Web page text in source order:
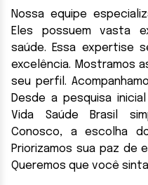
Nossa equipe
Eles possuem vasta
saúde. Essa expertise
excelência. Mostramos
seu perfil.
Desde a pesquisa
Vida Saúde Brasil
Conosco, a escolha
Priorizamos sua paz de
Queremos que você